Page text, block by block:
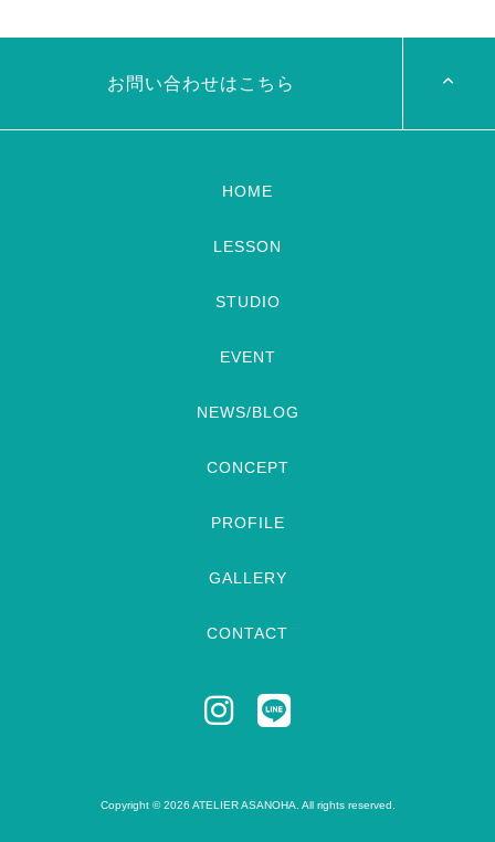
河合くんが来てくれました
踊ってくれます♡ 東京から参
かしの曲をソロ踊ります […]
お問い合わせはこちら
HOME
LESSON
STUDIO
EVENT
NEWS/BLOG
CONCEPT
PROFILE
GALLERY
CONTACT
Copyright © 2026 ATELIER ASANOHA. All rights reserved.